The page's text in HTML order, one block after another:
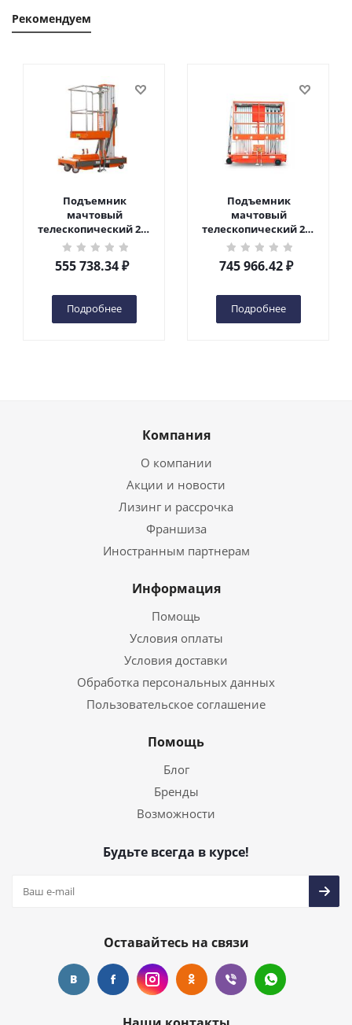
Рекомендуем
Подъемник
мачтовый
телескопический 200
кг 6 м TOR GTWY6-200S
DC 2-мачтовый
(автономный) (G) в
555 738.34₽
Подробнее
Подъемник
мачтовый
телескопический 200
кг 10 м TOR GTWY10-
200S DC 2-мачтовый
(автономный) (N) в
745 966.42₽
Подробнее
Компания
О компании
Акции и новости
Лизинг и рассрочка
Франшиза
Иностранным партнерам
Информация
Помощь
Условия оплаты
Условия доставки
Обработка персональных данных
Пользовательское соглашение
Помощь
Блог
Бренды
Возможности
Будьте всегда в курсе!
Оставайтесь на связи